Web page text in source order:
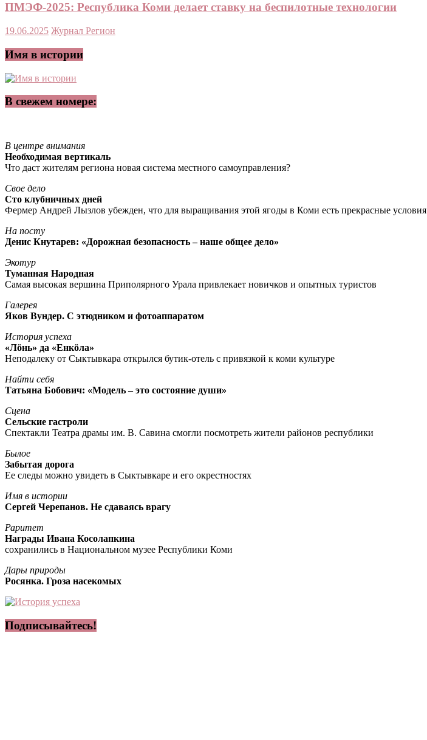
ПМЭФ-2025: Республика Коми делает ставку на беспилотные технологии
19.06.2025 Журнал Регион
Имя в истории
В свежем номере:
В центре внимания
Необходимая вертикаль
Что даст жителям региона новая система местного самоуправления?
Свое дело
Сто клубничных дней
Фермер Андрей Лызлов убежден, что для выращивания этой ягоды в Коми есть прекрасные условия
На посту
Денис Кнутарев: «Дорожная безопасность – наше общее дело»
Экотур
Туманная Народная
Самая высокая вершина Приполярного Урала привлекает новичков и опытных туристов
Галерея
Яков Вундер. С этюдником и фотоаппаратом
История успеха
«Лöнь» да «Енкöла»
Неподалеку от Сыктывкара открылся бутик-отель с привязкой к коми культуре
Найти себя
Татьяна Бобович: «Модель – это состояние души»
Сцена
Сельские гастроли
Спектакли Театра драмы им. В. Савина смогли посмотреть жители районов республики
Былое
Забытая дорога
Ее следы можно увидеть в Сыктывкаре и его окрестностях
Имя в истории
Сергей Черепанов. Не сдаваясь врагу
Раритет
Награды Ивана Косолапкина
сохранились в Национальном музее Республики Коми
Дары природы
Росянка. Гроза насекомых
Подписывайтесь!